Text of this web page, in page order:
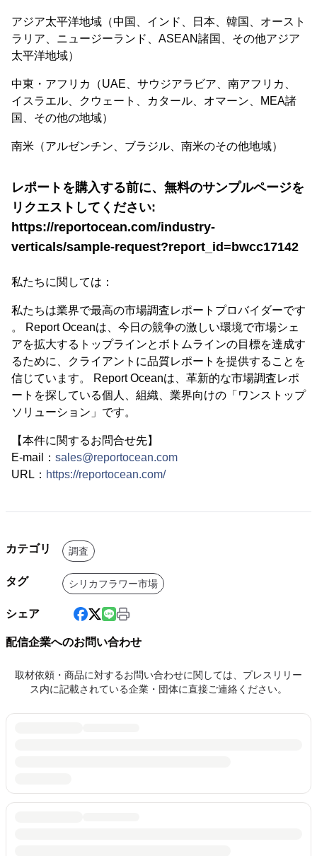
アジア太平洋地域（中国、インド、日本、韓国、オースト
ラリア、ニュージーランド、ASEAN諸国、その他アジア
太平洋地域）
中東・アフリカ（UAE、サウジアラビア、南アフリカ、
イスラエル、クウェート、カタール、オマーン、MEA諸
国、その他の地域）
南米（アルゼンチン、ブラジル、南米のその他地域）
レポートを購入する前に、無料のサンプルページを
リクエストしてください:
https://reportocean.com/industry-
verticals/sample-request?report_id=bwcc17142
私たちに関しては：
私たちは業界で最高の市場調査レポートプロバイダーです
。 Report Oceanは、今日の競争の激しい環境で市場シェ
アを拡大するトップラインとボトムラインの目標を達成す
るために、クライアントに品質レポートを提供することを
信じています。 Report Oceanは、革新的な市場調査レポ
ートを探している個人、組織、業界向けの「ワンストップ
ソリューション」です。
【本件に関するお問合せ先】
E-mail： sales@reportocean.com
URL： https://reportocean.com/
カテゴリ 調査
タグ シリカフラワー市場
シェア
配信企業へのお問い合わせ
取材依頼・商品に対するお問い合わせに関しては、プレスリリー
ス内に記載されている企業・団体に直接ご連絡ください。